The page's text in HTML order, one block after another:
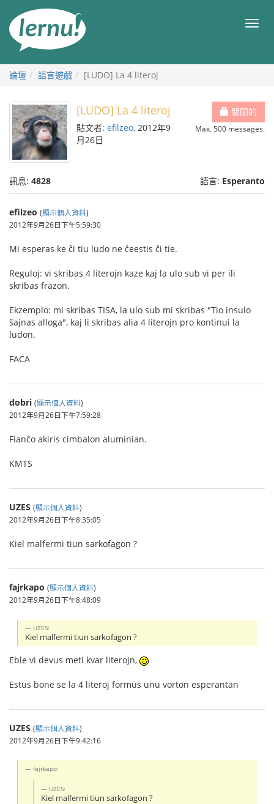
目
論壇 語言遊戲 [LUDO] La 4 literoj
關閉的
Max. 500 messages.
[LUDO] La 4 literoj
貼文者: efilzeo, 2012年9
月26日
訊息: 4828 語言: Esperanto
efilzeo (顯示個人資料)
2012年9月26日下午5:59:30
Mi esperas ke ĉi tiu ludo ne ĉeestis ĉi tie.
Reguloj: vi skribas 4 literojn kaze kaj la ulo sub vi per ili
skribas frazon.
Ekzemplo: mi skribas TISA, la ulo sub mi skribas "Tio insulo
ŝajnas alloga", kaj li skribas alia 4 literojn pro kontinui la
ludon.
FACA
dobri (顯示個人資料)
2012年9月26日下午7:59:28
Fianĉo akiris cimbalon aluminian.
KMTS
UZES (顯示個人資料)
2012年9月26日下午8:35:05
Kiel malfermi tiun sarkofagon ?
fajrkapo (顯示個人資料)
2012年9月26日下午8:48:09
UZES:
Kiel malfermi tiun sarkofagon ?
Eble vi devus meti kvar literojn,
Estus bone se la 4 literoj formus unu vorton esperantan
UZES (顯示個人資料)
2012年9月26日下午9:42:16
fajrkapo:
UZES:
Kiel malfermi tiun sarkofagon ?